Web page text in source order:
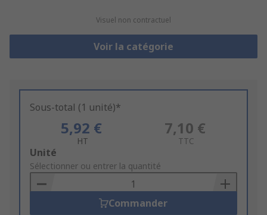
Visuel non contractuel
Voir la catégorie
Sous-total (1 unité)*
5,92 €
HT
7,10 €
TTC
Add
to
Basket
Unité
Sélectionner ou entrer la quantité
Commander